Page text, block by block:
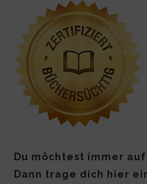
Du möchtest immer
Dann trage dich hier